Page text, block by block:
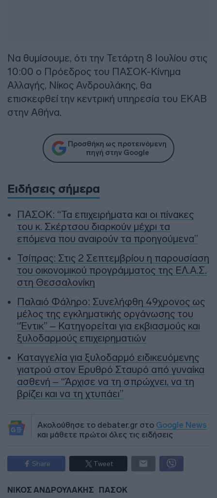
Να θυμίσουμε, ότι την Τετάρτη 8 Ιουλίου στις
10:00 ο Πρόεδρος του ΠΑΣΟΚ-Κίνημα
Αλλαγής, Νίκος Ανδρουλάκης, θα
επισκεφθεί την κεντρική υπηρεσία του ΕΚΑΒ
στην Αθήνα.
Προσθήκη ως προτεινόμενη
πηγή στην Google
Ειδήσεις σήμερα
ΠΑΣΟΚ: “Τα επιχειρήματα και οι πίνακες
του κ. Σκέρτσου διαρκούν μέχρι τα
επόμενα που αναιρούν τα προηγούμενα”
Τσίπρας: Στις 2 Σεπτεμβρίου η παρουσίαση
του οικονομικού προγράμματος της ΕΛ.Α.Σ.
στη Θεσσαλονίκη
Παλαιό Φάληρο: Συνελήφθη 49χρονος ως
μέλος της εγκληματικής οργάνωσης του
“Έντικ” – Κατηγορείται για εκβιασμούς και
ξυλοδαρμούς επιχειρηματιών
Καταγγελία για ξυλοδαρμό ειδικευόμενης
γιατρού στον Ερυθρό Σταυρό από γυναίκα
ασθενή – “Άρχισε να τη σπρώχνει, να τη
βρίζει και να τη χτυπάει”
Ακολούθησε το debater.gr στο Google News
και μάθετε πρώτοι όλες τις ειδήσεις
Share Tweet
ΝΙΚΟΣ ΑΝΔΡΟΥΛΑΚΗΣ ΠΑΣΟΚ